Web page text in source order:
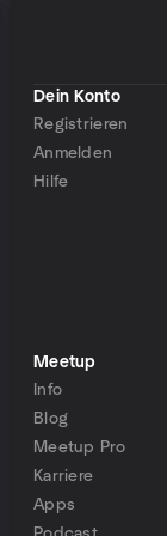
Dein Konto
Registrieren
Anmelden
Hilfe
Meetup
Info
Blog
Meetup Pro
Karriere
Apps